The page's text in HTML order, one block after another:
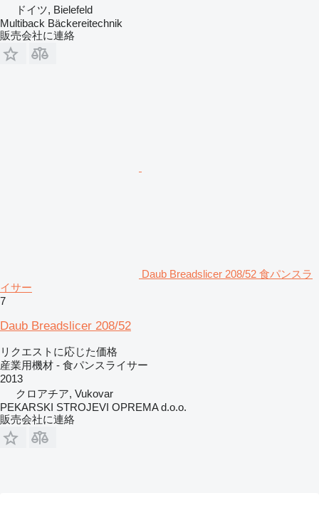
ドイツ, Bielefeld
Multiback Bäckereitechnik
販売会社に連絡
Daub Breadslicer 208/52 食パンスラ
イサー
7
Daub Breadslicer 208/52
リクエストに応じた価格
産業用機材 - 食パンスライサー
2013
クロアチア, Vukovar
PEKARSKI STROJEVI OPREMA d.o.o.
販売会社に連絡